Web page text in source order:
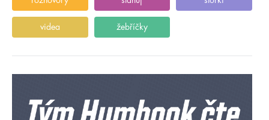
videa žebříčky